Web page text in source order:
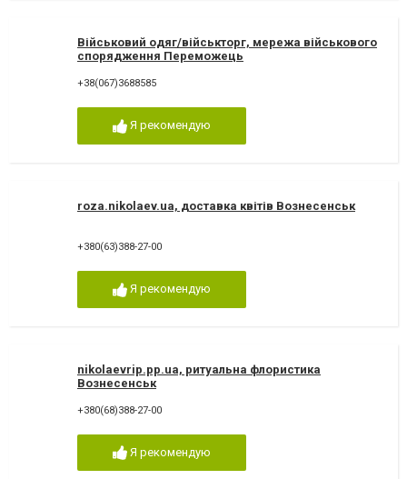
Військовий одяг/військторг, мережа військового
спорядження Переможець
+38(067)3688585
Я рекомендую
roza.nikolaev.ua, доставка квітів Вознесенськ
+380(63)388-27-00
Я рекомендую
nikolaevrip.pp.ua, ритуальна флористика
Вознесенськ
+380(68)388-27-00
Я рекомендую